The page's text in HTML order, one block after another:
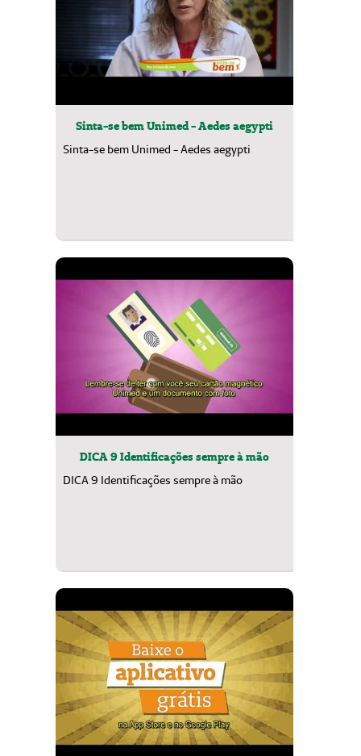
Sinta-se bem Unimed - Aedes aegypti
Sinta-se bem Unimed - Aedes aegypti
DICA 9 Identificações sempre à mão
DICA 9 Identificações sempre à mão